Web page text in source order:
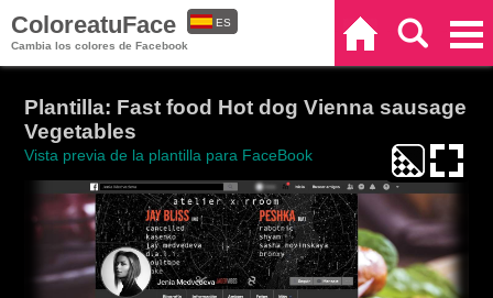
ColoreatuFace
Cambia los colores de Facebook
ES
Plantilla: Fast food Hot dog Vienna sausage
Vegetables
Vista previa de la plantilla para FaceBook